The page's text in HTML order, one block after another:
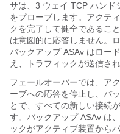
サは、3 ウェイ TCP ハンド
をプローブします。アクテ
クを完了して健全であるこ
は意図的に応答しません。
バックアップ ASAv はロー
え、トラフィックが送信され
フェールオーバーでは、ア
ーブへの応答を停止し、バ
とで、すべての新しい接続
す。バックアップ ASAv は
ックがアクティブ装置から